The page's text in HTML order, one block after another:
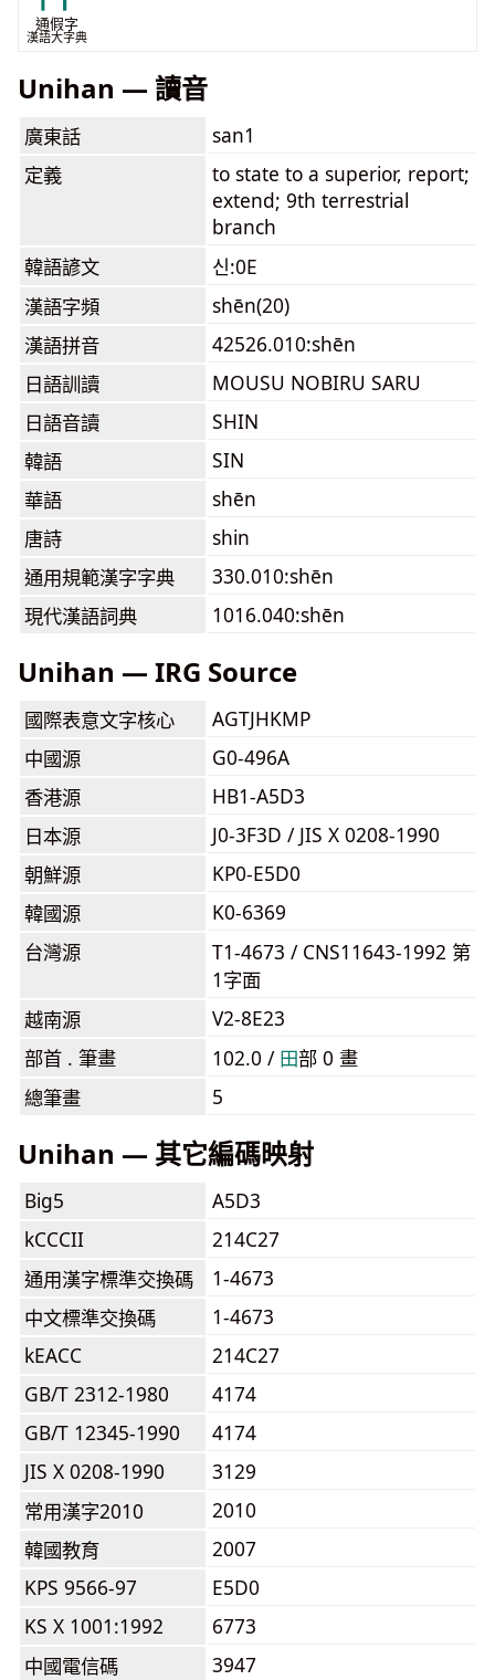
通假字
漢語大字典
Unihan — 讀音
廣東話
san1
定義
to state to a superior, report;
extend; 9th terrestrial
branch
韓語諺文
신:0E
漢語字頻
shēn(20)
漢語拼音
42526.010:shēn
日語訓讀
MOUSU NOBIRU SARU
日語音讀
SHIN
韓語
SIN
華語
shēn
唐詩
shin
通用規範漢字字典
330.010:shēn
現代漢語詞典
1016.040:shēn
Unihan — IRG Source
國際表意文字核心
AGTJHKMP
中國源
G0-496A
香港源
HB1-A5D3
日本源
J0-3F3D / JIS X 0208-1990
朝鮮源
KP0-E5D0
韓國源
K0-6369
台灣源
T1-4673 / CNS11643-1992 第
1字面
越南源
V2-8E23
部首 . 筆畫
102.0 / ⽥部 0 畫
總筆畫
5
Unihan — 其它編碼映射
Big5
A5D3
kCCCII
214C27
通用漢字標準交換碼
1-4673
中文標準交換碼
1-4673
kEACC
214C27
GB/T 2312-1980
4174
GB/T 12345-1990
4174
JIS X 0208-1990
3129
常用漢字2010
2010
韓國教育
2007
KPS 9566-97
E5D0
KS X 1001:1992
6773
中國電信碼
3947